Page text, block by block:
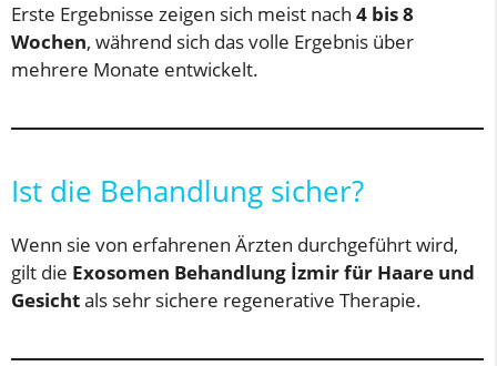
Erste Ergebnisse zeigen sich meist nach 4 bis 8
Wochen, während sich das volle Ergebnis über
mehrere Monate entwickelt.
Ist die Behandlung sicher?
Wenn sie von erfahrenen Ärzten durchgeführt wird,
gilt die Exosomen Behandlung İzmir für Haare und
Gesichtals sehr sichere regenerative Therapie.